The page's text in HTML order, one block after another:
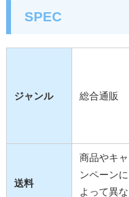
SPEC
ジャンル 総合通販
送料
商品やキャ
ンペーンに
よって異な